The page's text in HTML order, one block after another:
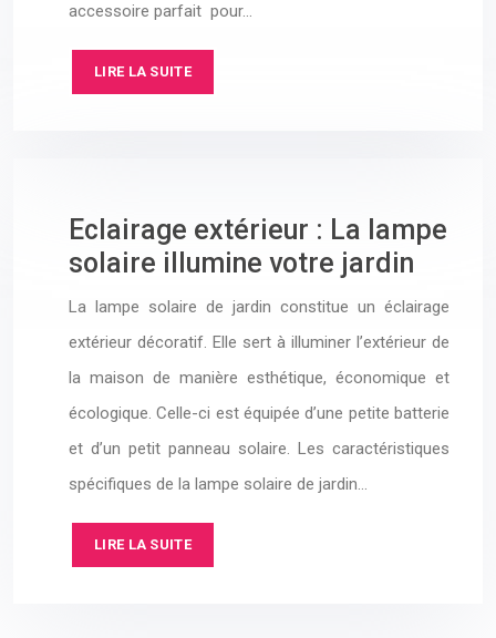
accessoire parfait pour…
LIRE LA SUITE
Eclairage extérieur : La lampe
solaire illumine votre jardin
La lampe solaire de jardin constitue un éclairage
extérieur décoratif. Elle sert à illuminer l’extérieur de
la maison de manière esthétique, économique et
écologique. Celle-ci est équipée d’une petite batterie
et d’un petit panneau solaire. Les caractéristiques
spécifiques de la lampe solaire de jardin…
LIRE LA SUITE